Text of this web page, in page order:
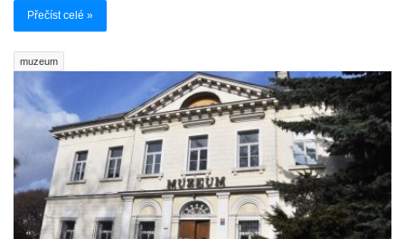
Přečíst celé »
muzeum